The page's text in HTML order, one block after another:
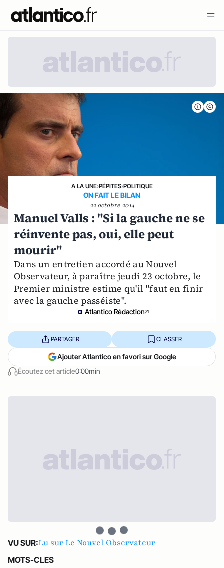
A LA UNE›PÉPITES›POLITIQUE
ON FAIT LE BILAN
22 octobre 2014
Manuel Valls : "Si la gauche ne se
réinvente pas, oui, elle peut
mourir"
Dans un entretien accordé au Nouvel
Observateur, à paraître jeudi 23 octobre, le
Premier ministre estime qu'il "faut en finir
avec la gauche passéiste".
Atlantico Rédaction
Écoutez cet article0:00min
PARTAGER CLASSER
Ajouter Atlantico en favori sur Google
VU SUR:Lu sur Le Nouvel Observateur
MOTS-CLES